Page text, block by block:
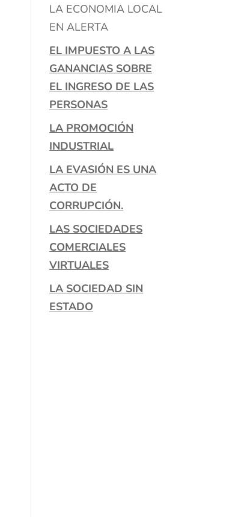
LA ECONOMIA LOCAL
EN ALERTA
EL IMPUESTO A LAS
GANANCIAS SOBRE
EL INGRESO DE LAS
PERSONAS
LA PROMOCIÓN
INDUSTRIAL
LA EVASIÓN ES UNA
ACTO DE
CORRUPCIÓN.
LAS SOCIEDADES
COMERCIALES
VIRTUALES
LA SOCIEDAD SIN
ESTADO